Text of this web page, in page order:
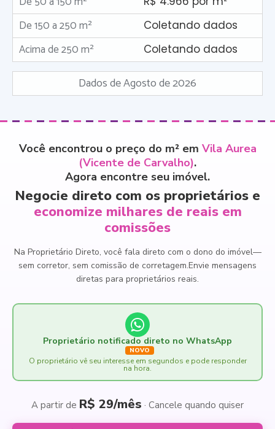
De 150 a 250 m² Coletando dados
Acima de 250 m² Coletando dados
Dados de Agosto de 2026
Você encontrou o preço do m² em Vila Aurea
(Vicente de Carvalho).
Agora encontre seu imóvel.
Negocie direto com os proprietários e
economize milhares de reais em
comissões
Na Proprietário Direto, você fala direto com o dono do imóvel—
sem corretor, sem comissão de corretagem.Envie mensagens
diretas para proprietários reais.
Proprietário notificado direto no WhatsApp
NOVO
O proprietário vê seu interesse em segundos e pode responder
na hora.
A partir de R$ 29/mês · Cancele quando quiser